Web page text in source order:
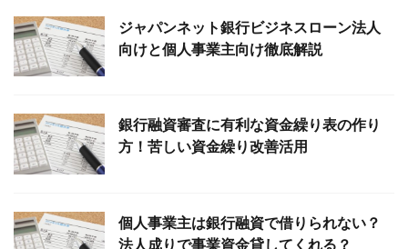
ジャパンネット銀行ビジネスローン法人
向けと個人事業主向け徹底解説
銀行融資審査に有利な資金繰り表の作り
方！苦しい資金繰り改善活用
個人事業主は銀行融資で借りられない？
法人成りで事業資金貸してくれる？